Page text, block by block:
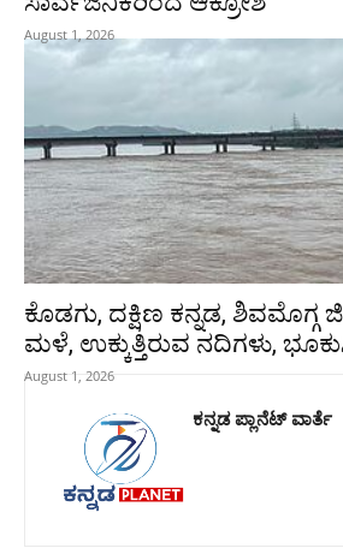
August 1, 2026
ಕೊಡಗು, ದಕ್ಷಿಣ ಕನ್ನಡ, ಶಿವಮೊಗ್ಗ
ಮಳೆ, ಉಕ್ಕುತ್ತಿರುವ ನದಿಗಳು,
August 1, 2026
ಕನ್ನಡ ಪ್ಲಾನೆಟ್ ವಾರ್ತೆ